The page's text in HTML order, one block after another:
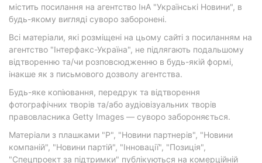
містить посилання на агентство ІнА "Українські Новини", в
будь-якому вигляді суворо заборонені.
Всі матеріали, які розміщені на цьому сайті з посиланням на
агентство "Інтерфакс-Україна", не підлягають подальшому
відтворенню та/чи розповсюдженню в будь-якій формі,
інакше як з письмового дозволу агентства.
Будь-яке копіювання, передрук та відтворення
фотографічних творів та/або аудіовізуальних творів
правовласника Getty Images — суворо забороняється.
Матеріали з плашками "Р", "Новини партнерів", "Новини
компаній", "Новини партій", "Інновації", "Позиція",
"Спецпроект за підтримки" публікуються на комерційній